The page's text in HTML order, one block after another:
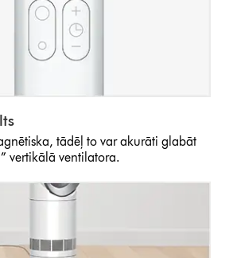
tādēļ to var akurāti glabāt
vertikālā ventilatora.